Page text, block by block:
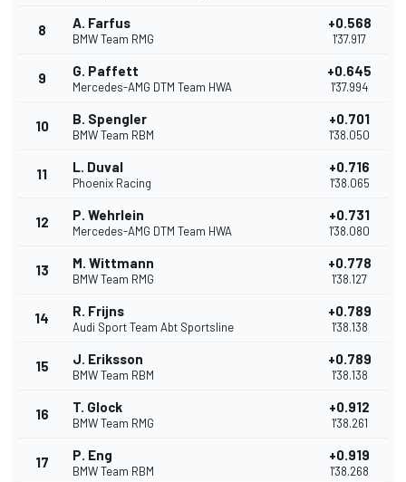
8 A. Farfus
BMW Team RMG
+0.568
1'37.917
9 G. Paffett
Mercedes-AMG DTM Team HWA
+0.645
1'37.994
10 B. Spengler
BMW Team RBM
+0.701
1'38.050
11 L. Duval
Phoenix Racing
+0.716
1'38.065
12 P. Wehrlein
Mercedes-AMG DTM Team HWA
+0.731
1'38.080
13 M. Wittmann
BMW Team RMG
+0.778
1'38.127
14 R. Frijns
Audi Sport Team Abt Sportsline
+0.789
1'38.138
15 J. Eriksson
BMW Team RBM
+0.789
1'38.138
16 T. Glock
BMW Team RMG
+0.912
1'38.261
17 P. Eng
BMW Team RBM
+0.919
1'38.268